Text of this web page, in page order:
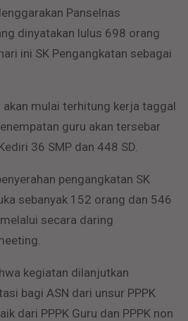
Panselnas
dinyatakan lulus 698 orang
ini SK Pengangkatan sebagai
mulai terhitung kerja taggal
guru akan tersebar
36 SMP dan 448 SD.
pengangkatan SK
sebanyak 152 orang dan 546
secara daring
kegiatan dilanjutkan
bagi ASN dari unsur PPPK
dari PPPK Guru dan PPPK non